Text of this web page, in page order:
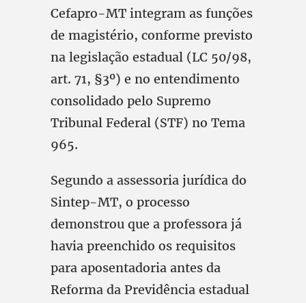
Cefapro-MT integram as funções
de magistério, conforme previsto
na legislação estadual (LC 50/98,
art. 71, §3º) e no entendimento
consolidado pelo Supremo
Tribunal Federal (STF) no Tema
965.
Segundo a assessoria jurídica do
Sintep-MT, o processo
demonstrou que a professora já
havia preenchido os requisitos
para aposentadoria antes da
Reforma da Previdência estadual